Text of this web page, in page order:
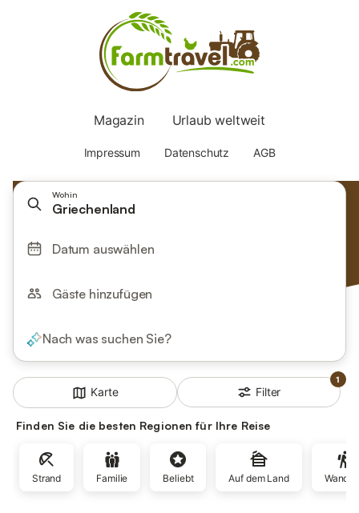
Wohin
Griechenland
Datum auswählen
Gäste hinzufügen
Nach was suchen Sie?
Karte
1
Filter
Finden Sie die besten Regionen für Ihre Reise
Strand Familie Beliebt Auf dem Land